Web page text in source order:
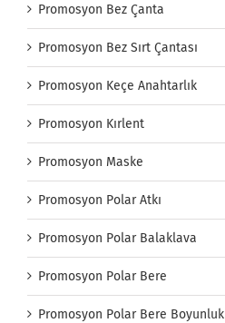
Promosyon Bez Çanta
Promosyon Bez Sırt Çantası
Promosyon Keçe Anahtarlık
Promosyon Kırlent
Promosyon Maske
Promosyon Polar Atkı
Promosyon Polar Balaklava
Promosyon Polar Bere
Promosyon Polar Bere Boyunluk